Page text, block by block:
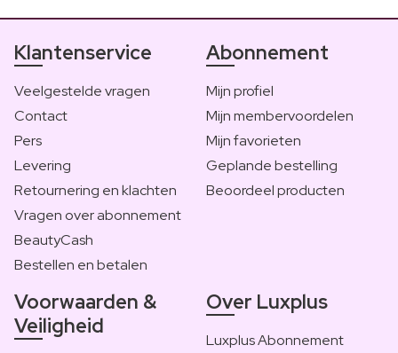
Klantenservice
Veelgestelde vragen
Contact
Pers
Levering
Retournering en klachten
Vragen over abonnement
BeautyCash
Bestellen en betalen
Abonnement
Mijn profiel
Mijn membervoordelen
Mijn favorieten
Geplande bestelling
Beoordeel producten
Voorwaarden &
Veiligheid
Over Luxplus
Luxplus Abonnement